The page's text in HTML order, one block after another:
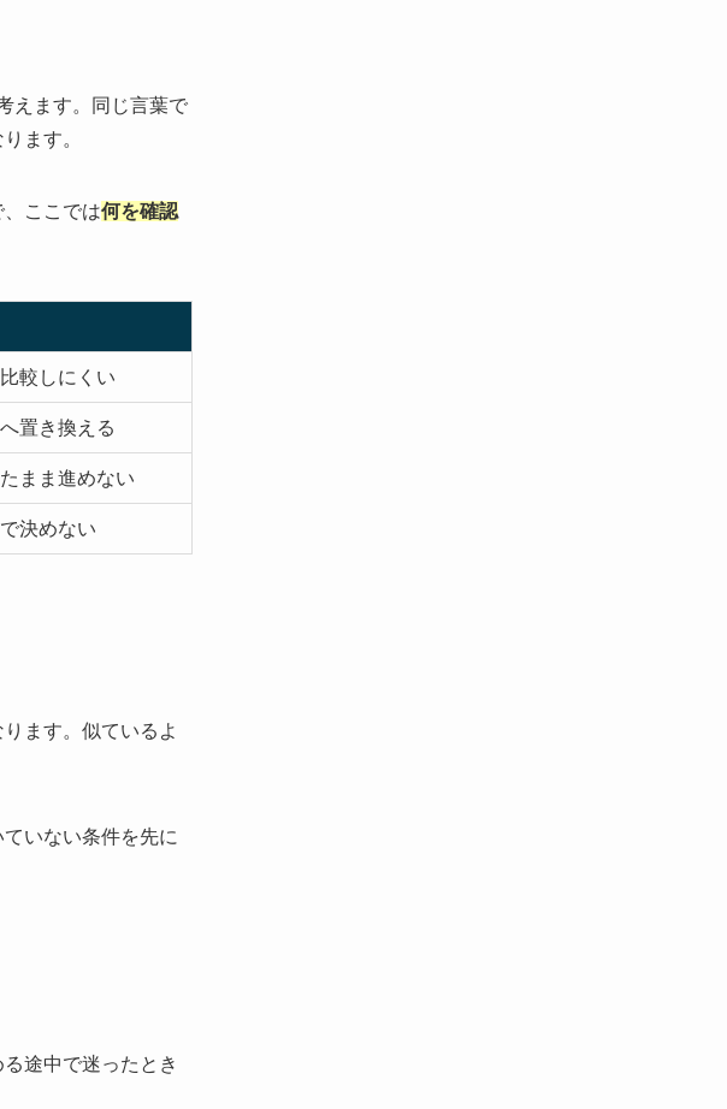
えます。同じ言葉で
ます。
ここでは何を確認
較しにくい
置き換える
まま進めない
決めない
ます。似ているよ
いない条件を先に
途中で迷ったとき